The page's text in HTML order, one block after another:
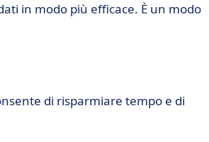
in modo più efficace. È un modo
di risparmiare tempo e di